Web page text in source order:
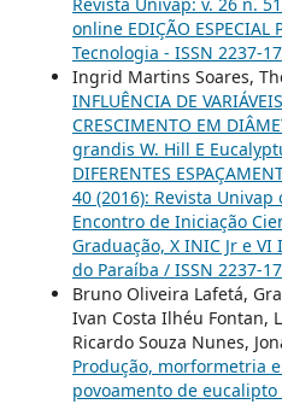
Revista Univap: v. 26 n.
online EDIÇÃO
Tecnologia - ISSN 2237-
Ingrid Martins Soares,
INFLUÊNCIA DE
CRESCIMENTO EM
grandis W. Hill E
DIFERENTES
40 (2016): Revista
Encontro de Iniciação
Graduação, X INIC Jr e
do Paraíba / ISSN 2237-
Bruno Oliveira Lafetá,
Ivan Costa Ilhéu Fontan,
Ricardo Souza Nunes,
Produção, morformetria
povoamento de eucalipto